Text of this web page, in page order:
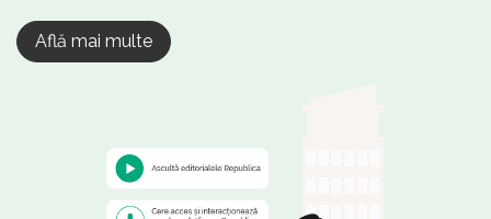
Află mai multe